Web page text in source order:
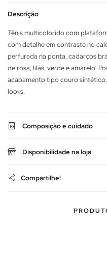
Descrição
Tênis multicolorido com
com detalhe em contraste no
perfurada na ponta, cadarços
de rosa, lilás, verde e amarelo.
acabamento tipo couro
looks.
Composição e cuidado
Disponibilidade na loja
Compartilhe!